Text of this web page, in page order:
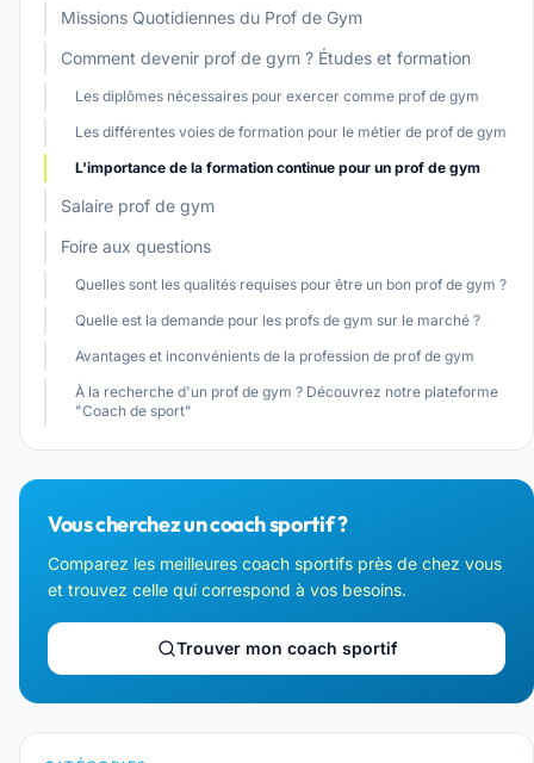
Missions Quotidiennes du Prof de Gym
Comment devenir prof de gym ? Études et formation
Les diplômes nécessaires pour exercer comme prof de gym
Les différentes voies de formation pour le métier de prof de gym
L'importance de la formation continue pour un prof de gym
Salaire prof de gym
Foire aux questions
Quelles sont les qualités requises pour être un bon prof de gym ?
Quelle est la demande pour les profs de gym sur le marché ?
Avantages et inconvénients de la profession de prof de gym
À la recherche d'un prof de gym ? Découvrez notre plateforme
"Coach de sport"
Vous cherchez un coach sportif ?
Comparez les meilleures coach sportifs près de chez vous
et trouvez celle qui correspond à vos besoins.
Trouver mon coach sportif